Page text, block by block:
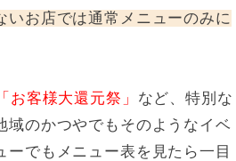
お店では通常メニューのみに
「お客様大還元祭」 など、特別な
域のかつやでもそのようなイベ
でもメニュー表を見たら一目